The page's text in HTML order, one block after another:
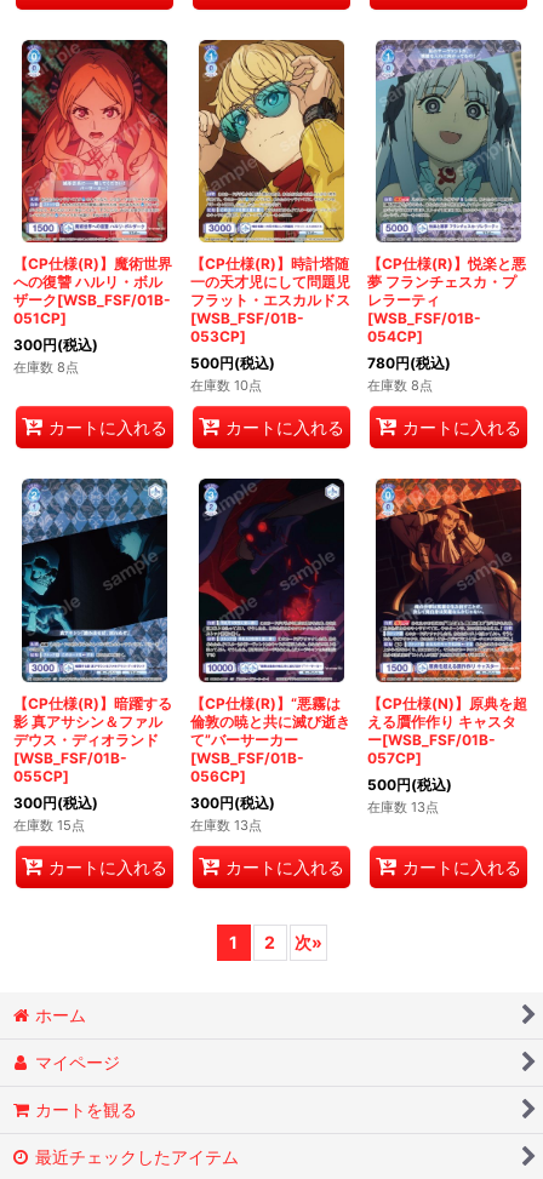
【CP仕様(R)】魔術世界
への復讐 ハルリ・ボル
ザーク[WSB_FSF/01B-
051CP]
300円(税込)
在庫数 8点
カートに入れる
【CP仕様(R)】時計塔随
一の天才児にして問題児
フラット・エスカルドス
[WSB_FSF/01B-
053CP]
500円(税込)
在庫数 10点
カートに入れる
【CP仕様(R)】悦楽と悪
夢 フランチェスカ・プ
レラーティ
[WSB_FSF/01B-
054CP]
780円(税込)
在庫数 8点
カートに入れる
【CP仕様(R)】暗躍する
影 真アサシン＆ファル
デウス・ディオランド
[WSB_FSF/01B-
055CP]
300円(税込)
在庫数 15点
カートに入れる
【CP仕様(R)】“悪霧は
倫敦の暁と共に滅び逝き
て”バーサーカー
[WSB_FSF/01B-
056CP]
300円(税込)
在庫数 13点
カートに入れる
【CP仕様(N)】原典を超
える贋作作り キャスタ
ー[WSB_FSF/01B-
057CP]
500円(税込)
在庫数 13点
カートに入れる
1 2 次»
ホーム
マイページ
カートを観る
最近チェックしたアイテム